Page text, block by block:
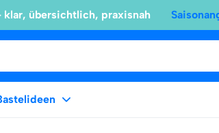
übersichtlich, praxisnah